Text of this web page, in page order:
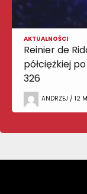
AKTUALNOŚCI
Reinier de
półciężkiej
326
ANDRZEJ / 12